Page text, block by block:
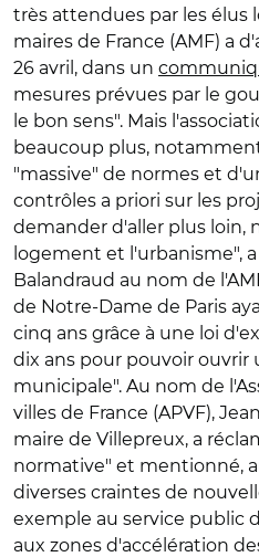
très attendues par les élus
maires de France (AMF) a
26 avril, dans un
mesures prévues par le
le bon sens". Mais
beaucoup plus,
"massive" de normes et
contrôles a priori sur les
demander d'aller plus loin,
logement et l'urbanisme",
Balandraud au nom de
de Notre-Dame de Paris
cinq ans grâce à une loi
dix ans pour pouvoir ouvrir
municipale". Au nom de
villes de France (APVF),
maire de Villepreux, a
normative" et mentionné,
diverses craintes de
exemple au service public
aux zones d'accélération